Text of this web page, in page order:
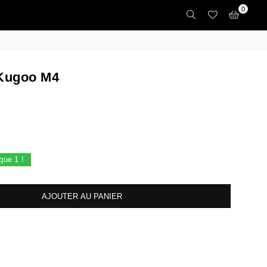
0
M4
1 !
AJOUTER AU PANIER